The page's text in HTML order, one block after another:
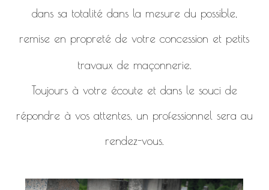
dans sa totalité dans la mesure du possible,
remise en propreté de votre concession et petits
travaux de maçonnerie.
Toujours à votre écoute et dans le souci de
répondre à vos attentes, un professionnel sera au
rendez-vous.